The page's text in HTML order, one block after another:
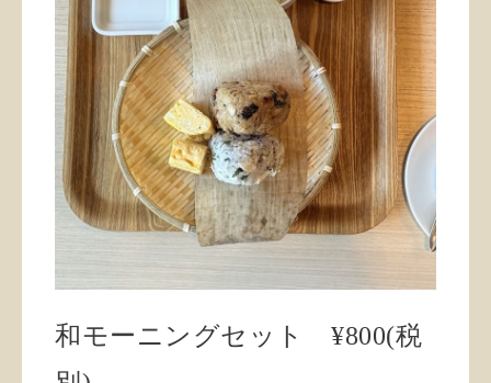
和モーニングセット ¥800(税